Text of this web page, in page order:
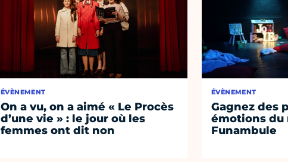
ÉVÈNEMENT
On a vu, on a aimé « Le Procès
d’une vie » : le jour où les
femmes ont dit non
ÉVÈNEMENT
Gagnez des
émotions du
Funambule